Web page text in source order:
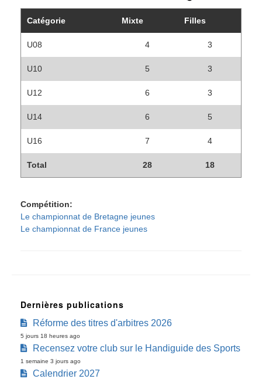
Catégorie Mixte Filles
U08 4 3
U10 5 3
U12 6 3
U14 6 5
U16 7 4
Total 28 18
Compétition
Le championnat de Bretagne jeunes
Le championnat de France jeunes
Dernières publications
Réforme des titres d'arbitres 2026
5 jours 18 heures ago
Recensez votre club sur le Handiguide des Sports
1 semaine 3 jours ago
Calendrier 2027